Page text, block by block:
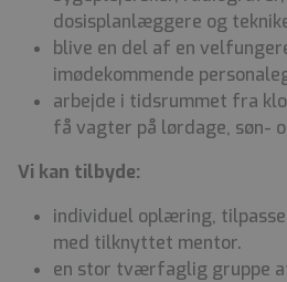
dosisplanlæggere og
blive en del af en
imødekommende
arbejde i tidsrummet fra
få vagter på lørdage, søn-
Vi kan tilbyde:
individuel oplæring,
med tilknyttet mentor.
en stor tværfaglig gruppe